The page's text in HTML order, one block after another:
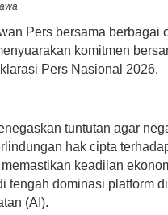
Pers bersama berbagai
komitmen
Pers Nasional 2026.
tuntutan agar
hak cipta
keadilan
tengah dominasi platform
(AI).